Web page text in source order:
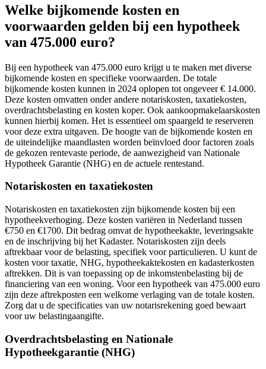
Welke bijkomende kosten en
voorwaarden gelden bij een hypotheek
van 475.000 euro?
Bij een hypotheek van 475.000 euro krijgt u te maken met diverse
bijkomende kosten en specifieke voorwaarden. De totale
bijkomende kosten kunnen in 2024 oplopen tot ongeveer € 14.000.
Deze kosten omvatten onder andere notariskosten, taxatiekosten,
overdrachtsbelasting en kosten koper. Ook aankoopmakelaarskosten
kunnen hierbij komen. Het is essentieel om spaargeld te reserveren
voor deze extra uitgaven. De hoogte van de bijkomende kosten en
de uiteindelijke maandlasten worden beïnvloed door factoren zoals
de gekozen rentevaste periode, de aanwezigheid van Nationale
Hypotheek Garantie (NHG) en de actuele rentestand.
Notariskosten en taxatiekosten
Notariskosten en taxatiekosten zijn bijkomende kosten bij een
hypotheekverhoging. Deze kosten variëren in Nederland tussen
€750 en €1700. Dit bedrag omvat de hypotheekakte, leveringsakte
en de inschrijving bij het Kadaster. Notariskosten zijn deels
aftrekbaar voor de belasting, specifiek voor particulieren. U kunt de
kosten voor taxatie, NHG, hypotheekaktekosten en kadasterkosten
aftrekken. Dit is van toepassing op de inkomstenbelasting bij de
financiering van een woning. Voor een hypotheek van 475.000 euro
zijn deze aftrekposten een welkome verlaging van de totale kosten.
Zorg dat u de specificaties van uw notarisrekening goed bewaart
voor uw belastingaangifte.
Overdrachtsbelasting en Nationale
Hypotheekgarantie (NHG)